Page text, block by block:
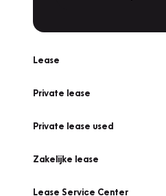
Lease
Private lease
Private lease used
Zakelijke lease
Lease Service Center